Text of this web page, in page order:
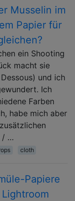
Musselin im
Papier für
ein Shooting
macht sie
und ich
Ich
Farben
habe mich aber
/ …
cloth
Papiere